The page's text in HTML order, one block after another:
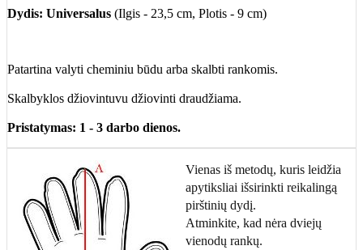
Dydis: Universalus (Ilgis - 23,5 cm, Plotis - 9 cm)
Patartina valyti cheminiu būdu arba skalbti rankomis.
Skalbyklos džiovintuvu džiovinti draudžiama.
Pristatymas: 1 - 3 darbo dienos.
Vienas iš metodų, kuris leidžia
apytiksliai išsirinkti reikalingą
pirštinių dydį.
Atminkite, kad nėra dviejų
vienodų rankų.